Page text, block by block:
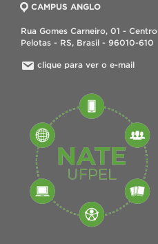
CAMPUS ANGLO
Rua Gomes Carneiro, 01 - Centro
Pelotas - RS, Brasil - 96010-610
clique para ver o e-mail